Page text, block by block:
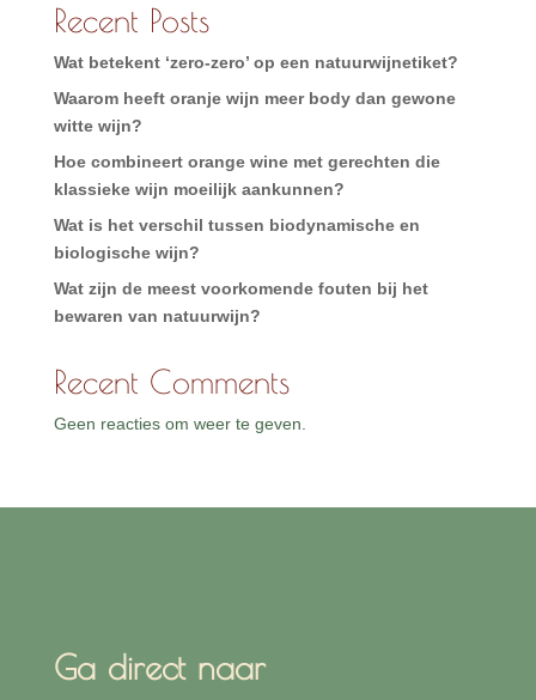
Recent Posts
Wat betekent ‘zero-zero’ op een natuurwijnetiket?
Waarom heeft oranje wijn meer body dan gewone
witte wijn?
Hoe combineert orange wine met gerechten die
klassieke wijn moeilijk aankunnen?
Wat is het verschil tussen biodynamische en
biologische wijn?
Wat zijn de meest voorkomende fouten bij het
bewaren van natuurwijn?
Recent Comments
Geen reacties om weer te geven.
Ga direct naar